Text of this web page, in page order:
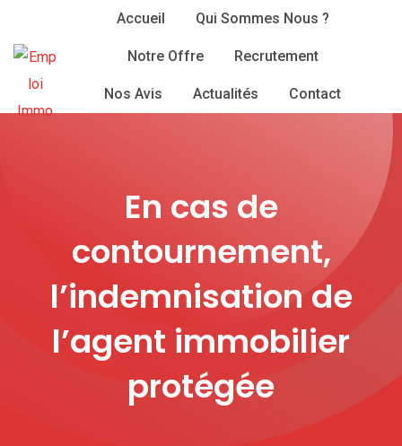
content
Accueil Qui Sommes Nous ?
Notre Offre Recrutement
Nos Avis Actualités Contact
En cas de
contournement,
l’indemnisation de
l’agent immobilier
protégée